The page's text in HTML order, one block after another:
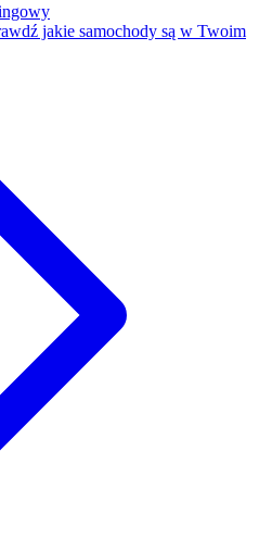
jakie samochody są w Twoim